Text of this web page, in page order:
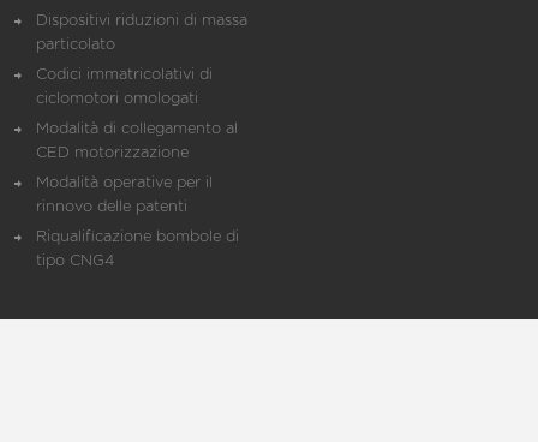
Dispositivi riduzioni di massa
particolato
Codici immatricolativi di
ciclomotori omologati
Modalità di collegamento al
CED motorizzazione
Modalità operative per il
rinnovo delle patenti
Riqualificazione bombole di
tipo CNG4